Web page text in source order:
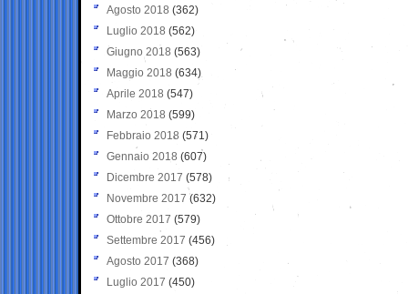
Agosto 2018 (362)
Luglio 2018 (562)
Giugno 2018 (563)
Maggio 2018 (634)
Aprile 2018 (547)
Marzo 2018 (599)
Febbraio 2018 (571)
Gennaio 2018 (607)
Dicembre 2017 (578)
Novembre 2017 (632)
Ottobre 2017 (579)
Settembre 2017 (456)
Agosto 2017 (368)
Luglio 2017 (450)